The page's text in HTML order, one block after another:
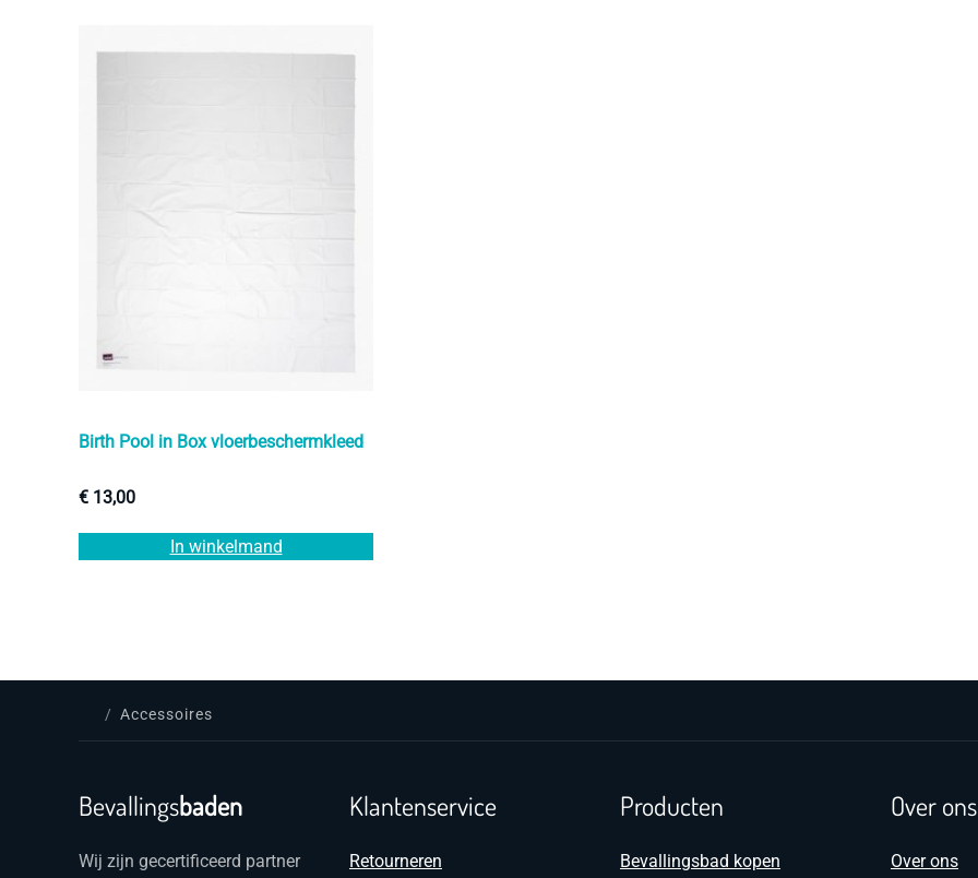
Birth Pool in Box vloerbeschermkleed
€ 13,00
In winkelmand
Accessoires
Bevallingsbaden
Wij zijn gecertificeerd partner
Klantenservice
Retourneren
Producten
Bevallingsbad kopen
Over ons
Over ons